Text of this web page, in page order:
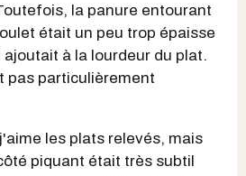
la panure entourant
était un peu trop épaisse
à la lourdeur du plat.
pas particulièrement
les plats relevés, mais
piquant était très subtil